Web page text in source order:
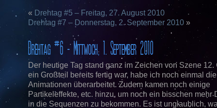
« Drehtag #5 – Freitag, 27. August 2010
Drehtag #7 – Donnerstag, 2. September 2010 »
Drehtag #6 – Mittwoch, 1. September 2010
Der heutige Tag stand ganz im Zeichen von Szene 12.
ein Großteil bereits fertig war, habe ich noch einmal die
Animationen überarbeitet. Zudem kamen noch einige
Partikeleffekte, etc. hinzu, um noch ein bisschen mehr
in die Sequenzen zu bekommen. Es ist unglaublich,